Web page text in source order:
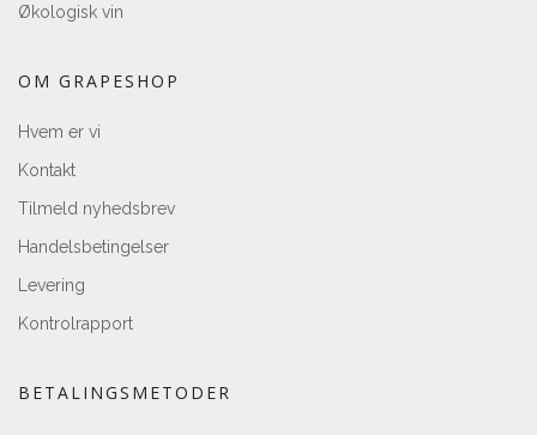
Økologisk vin
OM GRAPESHOP
Hvem er vi
Kontakt
Tilmeld nyhedsbrev
Handelsbetingelser
Levering
Kontrolrapport
BETALINGSMETODER